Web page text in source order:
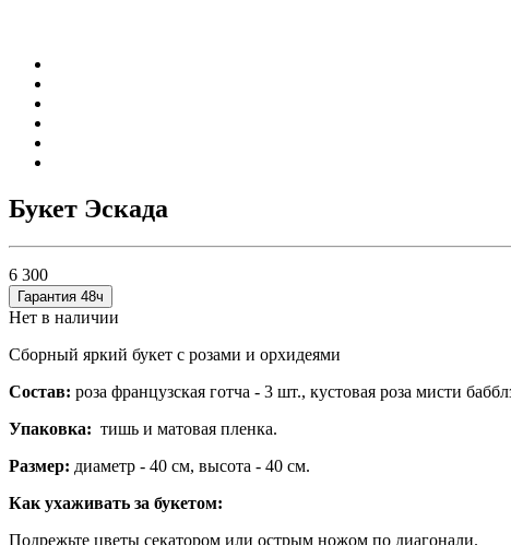
Букет Эскада
6 300
Гарантия 48ч
Нет в наличии
Сборный яркий букет с розами и орхидеями
Состав: роза французская готча - 3 шт., кустовая роза мисти
Упаковка: тишь и матовая пленка.
Размер: диаметр - 40 см, высота - 40 см.
Как ухаживать за букетом:
Подрежьте цветы секатором или острым ножом по диагонали.